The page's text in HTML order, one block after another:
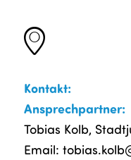
Kontakt:
Ansprechpartner:
Tobias Kolb,
Email: